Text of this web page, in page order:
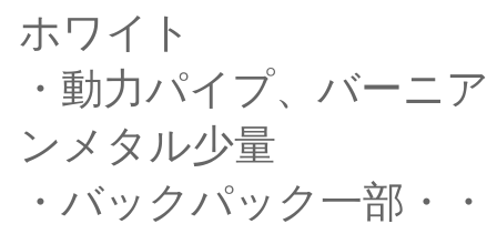
ホワイト
・動力パイプ、バーニ
ンメタル少量
・バックパック一部・